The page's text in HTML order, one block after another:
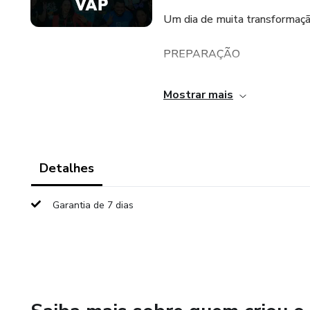
Um dia de muita
PREPARAÇÃO
Já nos primeiros momentos,
Mostrar mais
Detalhes
Garantia de 7 dias